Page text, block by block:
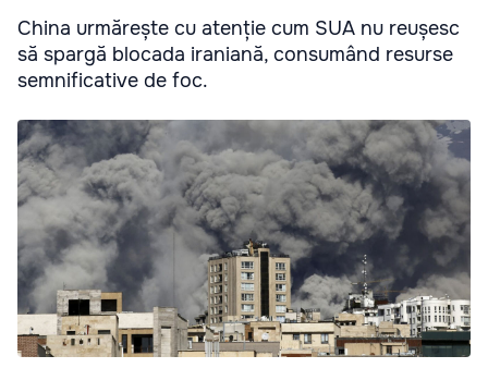
China urmărește cu atenție cum SUA nu reușesc
să spargă blocada iraniană, consumând resurse
semnificative de foc.